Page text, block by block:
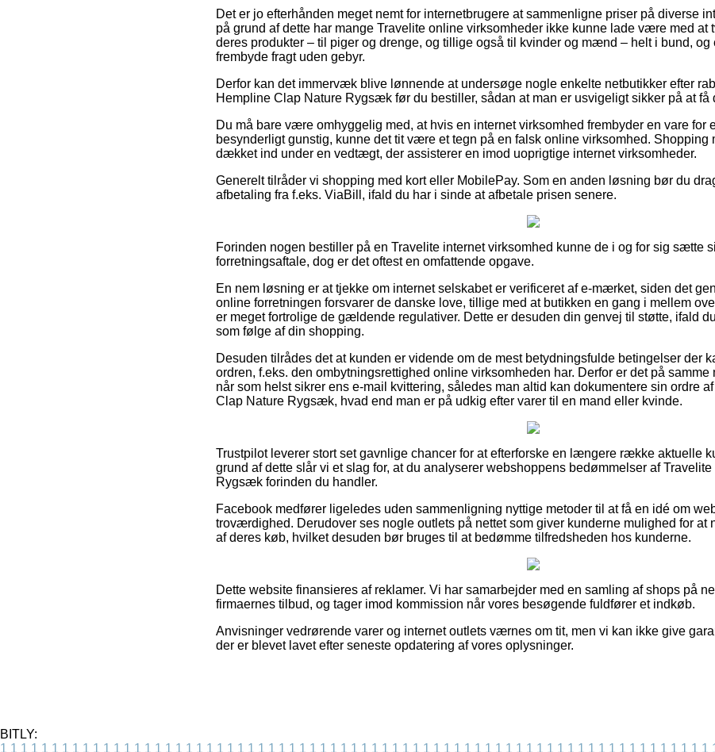
Det er jo efterhånden meget nemt for internetbrugere at sammenligne priser på diverse
på grund af dette har mange Travelite online virksomheder ikke kunne lade være med at
deres produkter – til piger og drenge, og tillige også til kvinder og mænd – helt i bund,
frembyde fragt uden gebyr.
Derfor kan det immervæk blive lønnende at undersøge nogle enkelte netbutikker efter
Hempline Clap Nature Rygsæk før du bestiller, sådan at man er usvigeligt sikker på at få
Du må bare være omhyggelig med, at hvis en internet virksomhed frembyder en vare for
besynderligt gunstig, kunne det tit være et tegn på en falsk online virksomhed. Shopping
dækket ind under en vedtægt, der assisterer en imod uoprigtige internet virksomheder.
Generelt tilråder vi shopping med kort eller MobilePay. Som en anden løsning bør du
afbetaling fra f.eks. ViaBill, ifald du har i sinde at afbetale prisen senere.
Forinden nogen bestiller på en Travelite internet virksomhed kunne de i og for sig sætte
forretningsaftale, dog er det oftest en omfattende opgave.
En nem løsning er at tjekke om internet selskabet er verificeret af e-mærket, siden det
online forretningen forsvarer de danske love, tillige med at butikken en gang i mellem
er meget fortrolige de gældende regulativer. Dette er desuden din genvej til støtte, ifald
som følge af din shopping.
Desuden tilrådes det at kunden er vidende om de mest betydningsfulde betingelser der
ordren, f.eks. den ombytningsrettighed online virksomheden har. Derfor er det på samme
når som helst sikrer ens e-mail kvittering, således man altid kan dokumentere sin ordre
Clap Nature Rygsæk, hvad end man er på udkig efter varer til en mand eller kvinde.
Trustpilot leverer stort set gavnlige chancer for at efterforske en længere række aktuelle
grund af dette slår vi et slag for, at du analyserer webshoppens bedømmelser af
Rygsæk forinden du handler.
Facebook medfører ligeledes uden sammenligning nyttige metoder til at få en idé om
troværdighed. Derudover ses nogle outlets på nettet som giver kunderne mulighed for at
af deres køb, hvilket desuden bør bruges til at bedømme tilfredsheden hos kunderne.
Dette website finansieres af reklamer. Vi har samarbejder med en samling af shops på
firmaernes tilbud, og tager imod kommission når vores besøgende fuldfører et indkøb.
Anvisninger vedrørende varer og internet outlets værnes om tit, men vi kan ikke give
der er blevet lavet efter seneste opdatering af vores oplysninger.
BITLY:
1 1 1 1 1 1 1 1 1 1 1 1 1 1 1 1 1 1 1 1 1 1 1 1 1 1 1 1 1 1 1 1 1 1 1 1 1 1 1 1 1 1 1 1 1 1 1 1 1 1 1 1 1 1 1 1 1 1 1 1 1 1 1 1 1 1 1 1 1